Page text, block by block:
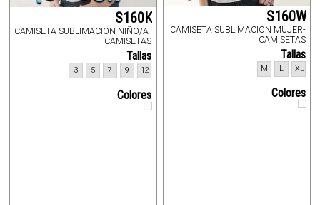
S160K
CAMISETA SUBLIMACION NIÑO/A-
CAMISETAS
Tallas
12
9
7
5
3
Colores
S160W
CAMISETA SUBLIMACION MUJER-
CAMISETAS
Tallas
XL
L
M
Colores